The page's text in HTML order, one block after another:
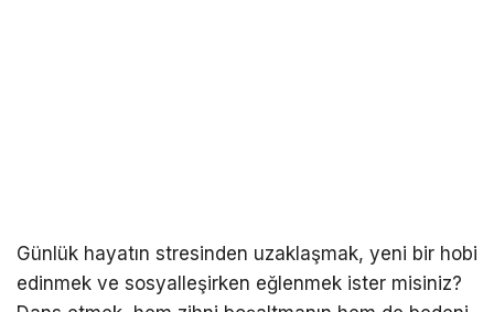
Günlük hayatın stresinden uzaklaşmak, yeni bir hobi
edinmek ve sosyalleşirken eğlenmek ister misiniz?